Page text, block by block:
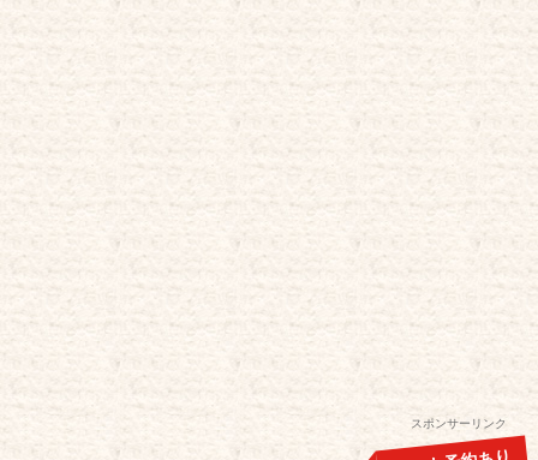
スポンサーリンク